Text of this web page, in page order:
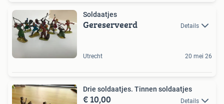
Soldaatjes
Gereserveerd Details
Utrecht 20 mei 26
Drie soldaatjes. Tinnen soldaatjes
€ 10,00 Details